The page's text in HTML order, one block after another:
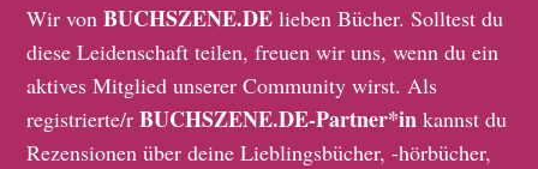
Wir vonBUCHSZENE.DE lieben Bücher. Solltest du
diese Leidenschaft teilen, freuen wir uns, wenn du ein
aktives Mitglied unserer Community wirst. Als
registrierte/rBUCHSZENE.DE-Partner*in kannst du
Rezensionen über deine Lieblingsbücher, -hörbücher,